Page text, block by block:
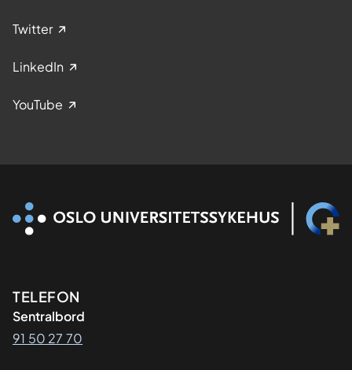
Twitter
LinkedIn
YouTube
Kontaktinformasjon
TELEFON
Sentralbord
91 50 27 70